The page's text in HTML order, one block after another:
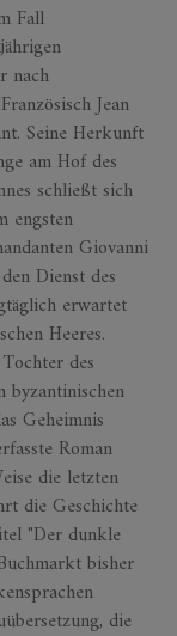
Fall
nach
Jean
Seine Herkunft
am Hof des
schließt sich
engsten
Giovanni
Dienst des
erwartet
Heeres.
des
Geheimnis
Roman
die letzten
die Geschichte
"Der dunkle
bisher
die